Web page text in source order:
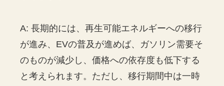
A: 長期的には、再生可能エネルギーへの移行
が進み、EVの普及が進めば、ガソリン需要そ
のものが減少し、価格への依存度も低下する
と考えられます。ただし、移行期間中は一時